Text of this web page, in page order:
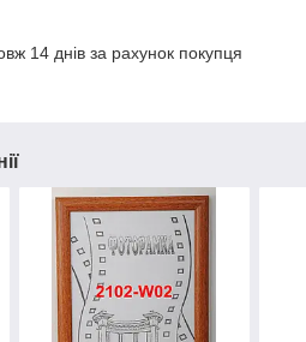
14 днів за рахунок покупця